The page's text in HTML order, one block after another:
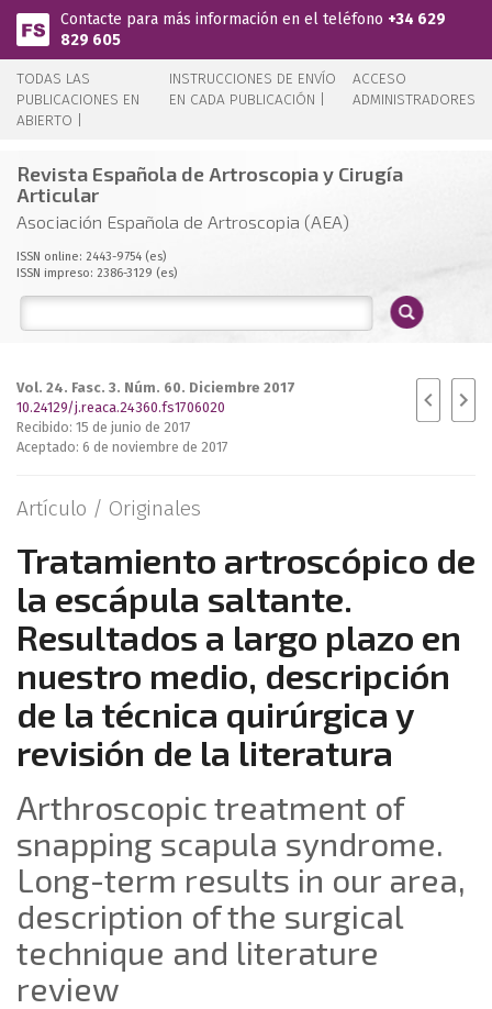
Pasar al contenido principal
Contacte para más información en el teléfono +34 629
829 605
TODAS LAS
PUBLICACIONES EN
ABIERTO |
INSTRUCCIONES DE ENVÍO
EN CADA PUBLICACIÓN |
ACCESO
ADMINISTRADORES
Revista Española de Artroscopia y Cirugía
Articular
Asociación Española de Artroscopia (AEA)
ISSN online: 2443-9754 (es)
ISSN impreso: 2386-3129 (es)
Vol. 24. Fasc. 3. Núm. 60. Diciembre 2017
10.24129/j.reaca.24360.fs1706020
Recibido: 15 de junio de 2017
Aceptado: 6 de noviembre de 2017
Artículo / Originales
Tratamiento artroscópico de
la escápula saltante.
Resultados a largo plazo en
nuestro medio, descripción
de la técnica quirúrgica y
revisión de la literatura
Arthroscopic treatment of
snapping scapula syndrome.
Long-term results in our area,
description of the surgical
technique and literature
review